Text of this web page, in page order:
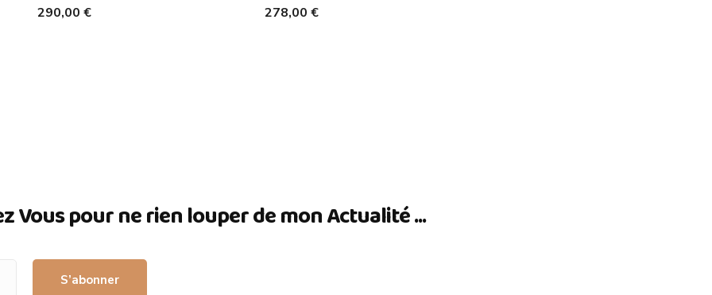
290,00 € 278,00 €
Vous pour ne rien louper de mon Actualité ...
S’abonner